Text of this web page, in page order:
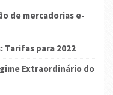
de mercadorias e-
Tarifas para 2022
Extraordinário do